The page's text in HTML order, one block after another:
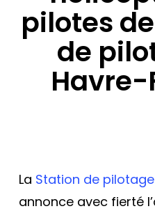
pilotes
de
La Station de
annonce avec fierté